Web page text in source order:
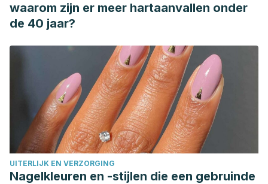
waarom zijn er meer hartaanvallen onder
de 40 jaar?
UITERLIJK EN VERZORGING
Nagelkleuren en -stijlen die een gebruinde